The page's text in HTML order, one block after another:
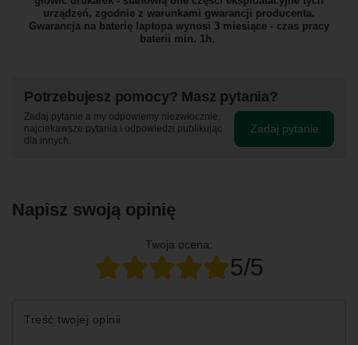
urządzeń, zgodnie z warunkami gwarancji producenta.
Gwarancja na baterię laptopa wynosi 3 miesiące - czas pracy
baterii min. 1h.
Potrzebujesz pomocy? Masz pytania?
Zadaj pytanie a my odpowiemy niezwłocznie,
najciekawsze pytania i odpowiedzi publikując
dla innych.
Zadaj pytanie
Napisz swoją opinię
Twoja ocena:
5/5
Treść twojej opinii